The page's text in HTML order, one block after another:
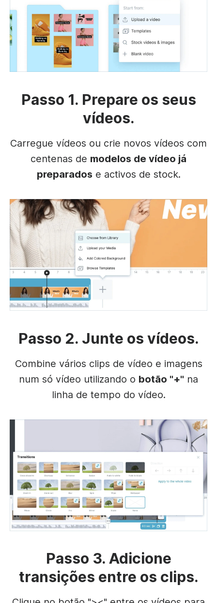
Passo 1. Prepare os seus
vídeos.
Carregue vídeos ou crie novos vídeos com
centenas de modelos de vídeo já
preparados e activos de stock.
Passo 2. Junte os vídeos.
Combine vários clips de vídeo e imagens
num só vídeo utilizando o botão "+" na
linha de tempo do vídeo.
Passo 3. Adicione
transições entre os clips.